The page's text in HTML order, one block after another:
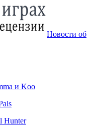
Новости об
и Koo
Hunter